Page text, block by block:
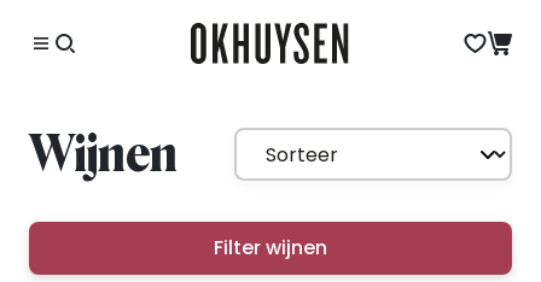
Wijnen
Filter wijnen